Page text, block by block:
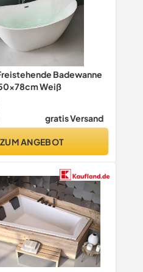
Badewanne
Weiß
gratis Versand
ZUM ANGEBOT